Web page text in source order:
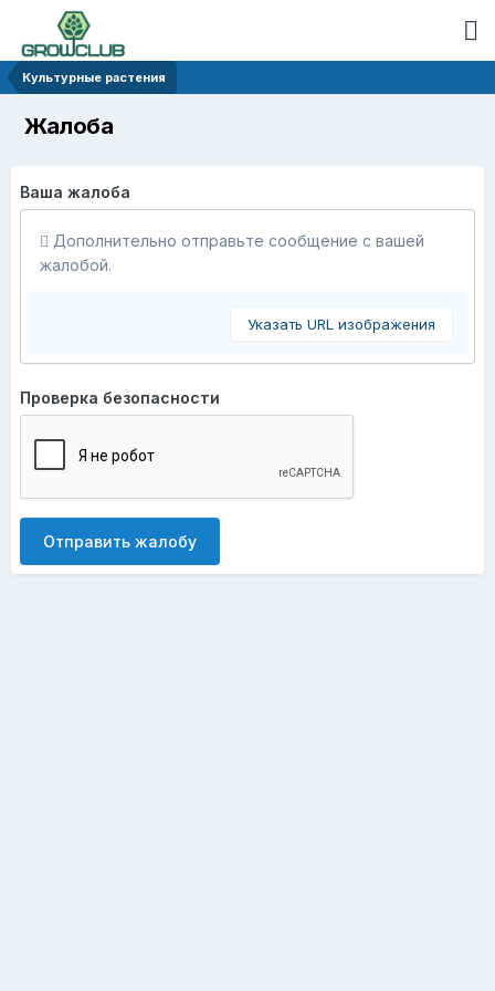
Культурные растения
Жалоба
Ваша жалоба
Дополнительно отправьте сообщение с вашей
жалобой.
Указать URL изображения
Проверка безопасности
Отправить жалобу